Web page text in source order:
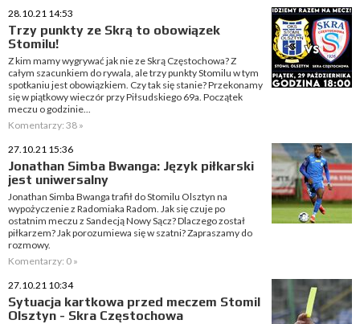
28.10.21 14:53
Trzy punkty ze Skrą to obowiązek
Stomilu!
Z kim mamy wygrywać jak nie ze Skrą Częstochowa? Z
całym szacunkiem do rywala, ale trzy punkty Stomilu w tym
spotkaniu jest obowiązkiem. Czy tak się stanie? Przekonamy
się w piątkowy wieczór przy Piłsudskiego 69a. Początek
meczu o godzinie...
Komentarzy: 38 »
27.10.21 15:36
Jonathan Simba Bwanga: Język piłkarski
jest uniwersalny
Jonathan Simba Bwanga trafił do Stomilu Olsztyn na
wypożyczenie z Radomiaka Radom. Jak się czuje po
ostatnim meczu z Sandecją Nowy Sącz? Dlaczego został
piłkarzem? Jak porozumiewa się w szatni? Zapraszamy do
rozmowy.
Komentarzy: 0 »
27.10.21 10:34
Sytuacja kartkowa przed meczem Stomil
Olsztyn - Skra Częstochowa